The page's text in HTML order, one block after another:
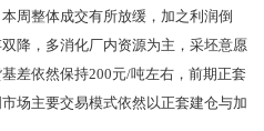
周整体成交有所放缓，加之利润倒
降，多消化厂内资源为主，采坯意愿
差依然保持200元/吨左右，前期正套
场主要交易模式依然以正套建仓与加